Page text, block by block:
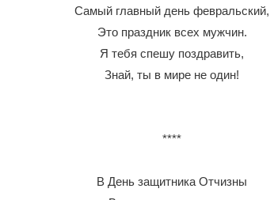
Самый главный день февральский,
Это праздник всех мужчин.
Я тебя спешу поздравить,
Знай, ты в мире не один!
****
В День защитника Отчизны